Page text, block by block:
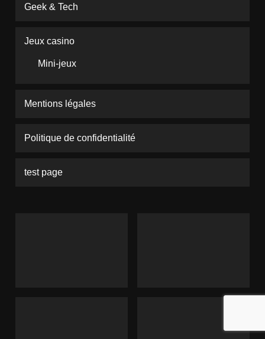
Geek & Tech
Jeux casino
Mini-jeux
Mentions légales
Politique de confidentialité
test page